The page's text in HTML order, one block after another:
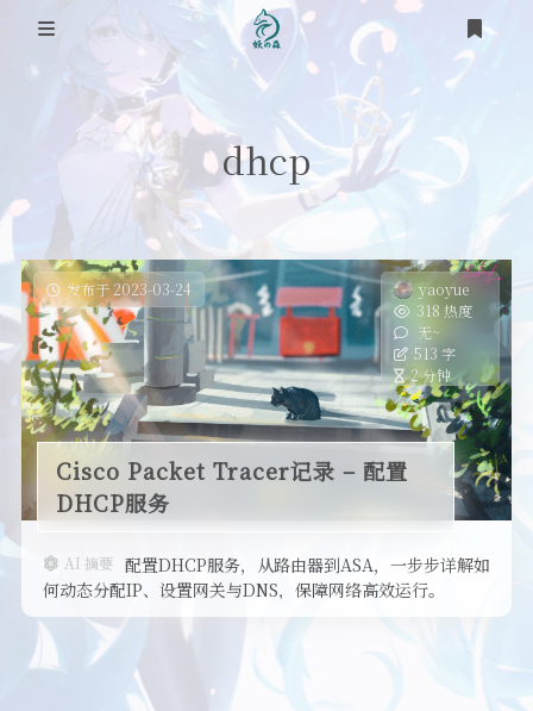
网络
虚拟化
踩坑之路
SEO
工具类
开发记录
美化
道友
时光轴
关于
RSS
dhcp
发布于 2023-03-24
yaoyue
318 热度
无~
513 字
2 分钟
Cisco Packet Tracer记录 – 配置
DHCP服务
AI 摘要 配置DHCP服务，从路由器到ASA，一步步详解如
何动态分配IP、设置网关与DNS，保障网络高效运行。